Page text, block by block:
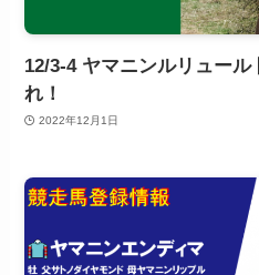
12/3-4 ヤマニンルリュー
れ！
2022年12月1日